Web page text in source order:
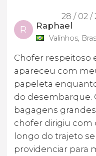
28 / 02 /
R Raphael
Valinhos,
Chofer respeitoso
apareceu com
papeleta
do desembarque.
bagagens
chofer dirigiu com
longo do trajeto
providenciar para